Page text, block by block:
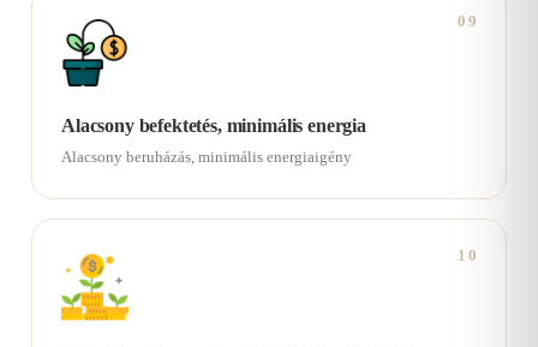
09
Alacsony befektetés, minimális energia
Alacsony beruházás, minimális energiaigény
10